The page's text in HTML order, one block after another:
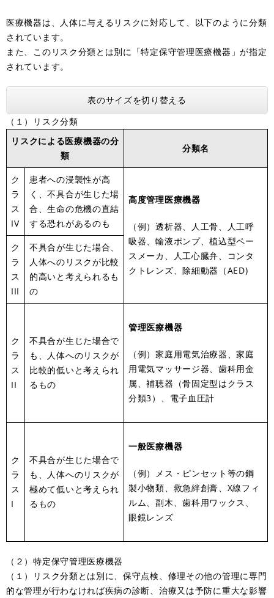
医療機器は、人体に与えるリスクに対応して、以下のように分類
されています。
また、このリスク分類とは別に「特定保守管理医療機器」が指定
されています。
表のサイズを切り替える
（１）リスク分類
リスクによる医療機器の分
類
分類名
ク
ラ
ス
IV
患者への浸襲性が高
く、不具合が生じた場
合、生命の危機の直結
する恐れがあるのも
高度管理医療機器
（例）透析器、人工骨、人工呼
吸器、輸液ポンプ、植込型ペー
スメーカ、人工心臓弁、コンタ
クトレンズ、除細動器（AED)
ク
ラ
ス
III
不具合が生じた場合、
人体へのリスクが比較
的高いと考えられるも
の
ク
ラ
ス
II
不具合が生じた場合で
も、人体へのリスクが
比較的低いと考えられ
るもの
管理医療機器
（例）家庭用電気治療器、家庭
用電気マッサージ器、歯科用金
属、補聴器（骨固定型はクラス
分類3）、電子血圧計
ク
ラ
ス
I
不具合が生じた場合で
も、人体へのリスクが
極めて低いと考えられ
るもの
一般医療機器
（例）メス・ピンセット等の鋼
製小物類、救急絆創膏、X線フィ
ルム、副木、歯科用ワックス、
眼鏡レンズ
（２）特定保守管理医療機器
（１）リスク分類とは別に、保守点検、修理その他の管理に専門
的な管理が行わなければ疾病の診断、治療又は予防に重大な影響